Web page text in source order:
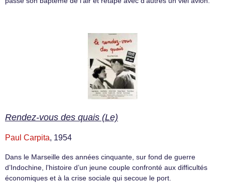
Rendez-vous des quais (Le)
Paul Carpita, 1954
Dans le Marseille des années cinquante, sur fond de guerre
d’Indochine, l’histoire d’un jeune couple confronté aux difficultés
économiques et à la crise sociale qui secoue le port.